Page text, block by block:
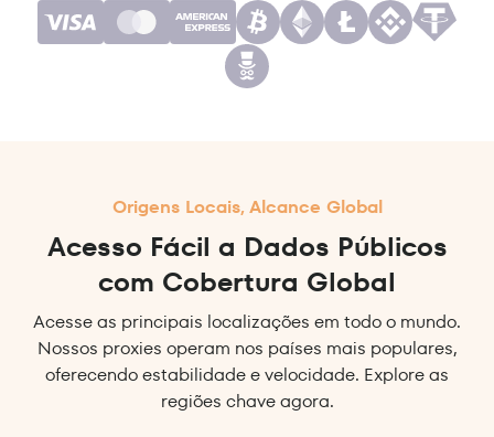
Origens Locais, Alcance Global
Acesso Fácil a Dados Públicos
com Cobertura Global
Acesse as principais localizações em todo o mundo.
Nossos proxies operam nos países mais populares,
oferecendo estabilidade e velocidade. Explore as
regiões chave agora.